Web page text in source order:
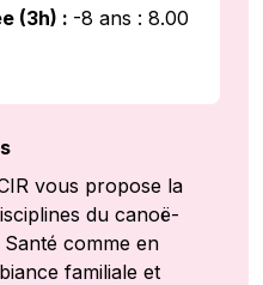
(3h) : -8 ans : 8.00
vous propose la
du canoë-
comme en
familiale et